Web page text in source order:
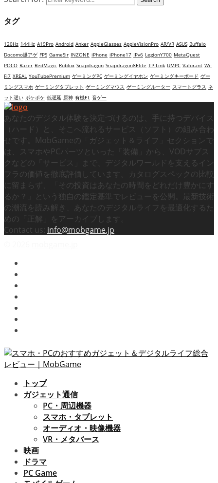
タグ
120Hz 144Hz A19Pro Android Anker AppleGlasses AppleVisionPro AR/VR ASUS Buffalo
Docomo爆アゲ FPS GameSir INZONE iPhone iPhone17 IPv6 LegionY700 MetaQuest
POCO Razer RedMagic Roblox Snapdragon Snapdragon8Elite TP-Link UMPC Valorant Wi-
Fi7 XREAL YouTubePremium ゲーミングPC ゲーミングイヤホン ゲーミングキーボード ゲー
ミングスマホ ゲーミングタブレット ゲーミングマウス ゲーミングルーター スマートグラス ネ
ット遅い ポケポケ 低遅延 原神 有機EL 音ゲー
あなたのデジタル体験を決定づけるのは、手に持つデバイス
（ハード）と、そこへ流れるサービス（ソフト）の組み合わ
せです。MobGameの「ガジェット＆ライフ」セクションで
は、スマホやPCパーツといった「装備」から、VODサブス
クなどの「サービス」まで、デジタルワールドを支えるイン
フラの価値を徹底評価しています。カタログスペックの比較
に留まらず、「その投資はあなたの時間をどれだけ豊かにす
るか？」という独自の鑑定基準でレビューを公開。最新技術
の潮流を読み解き、あなたのデジタルライフを最適化するた
めの「正解」をアーカイブします。
Contact us: info@mobgame.jp
トップ
ガジェット通信
PC・周辺機器
スマホ・タブレット
オーディオ・映像機器
VR・メタバース
映画
ドラマ
PC Game